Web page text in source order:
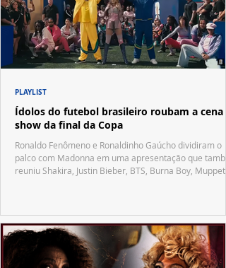
Ídolos do futebol brasileiro roubam a cena
show da final da Copa
Ronaldo Fenômeno e Ronaldinho Gaúcho dividiram o
palco com Madonna em uma apresentação que
reuniu Shakira, Justin Bieber, BTS, Burna Boy, Muppets,
PLAYLIST